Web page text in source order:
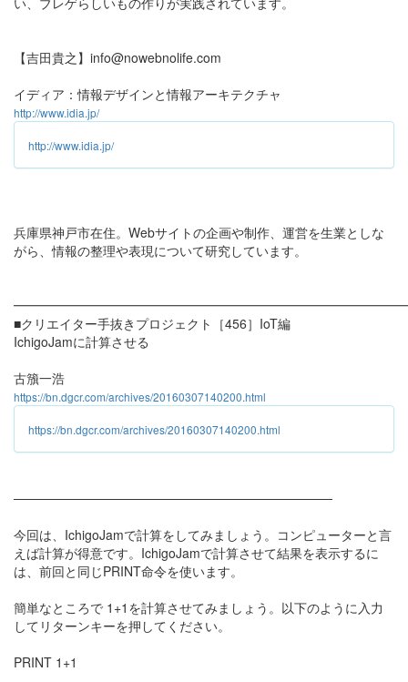
【吉田貴之】info@nowebnolife.com
イディア：情報デザインと情報アーキテクチャ
http://www.idia.jp/
http://www.idia.jp/
兵庫県神戸市在住。Webサイトの企画や制作、運営を生業としな
がら、情報の整理や表現について研究しています。
■クリエイター手抜きプロジェクト［456］IoT編
IchigoJamに計算させる
古籏一浩
https://bn.dgcr.com/archives/20160307140200.html
https://bn.dgcr.com/archives/20160307140200.html
───────────────────────────────────
今回は、IchigoJamで計算をしてみましょう。コンピューターと言
えば計算が得意です。IchigoJamで計算させて結果を表示するに
は、前回と同じPRINT命令を使います。
簡単なところで 1+1を計算させてみましょう。以下のように入力
してリターンキーを押してください。
PRINT 1+1